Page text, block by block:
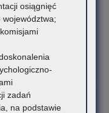
dni wolnych
Wszystkie
osiągnięć
województwa;
zadań
na podstawie